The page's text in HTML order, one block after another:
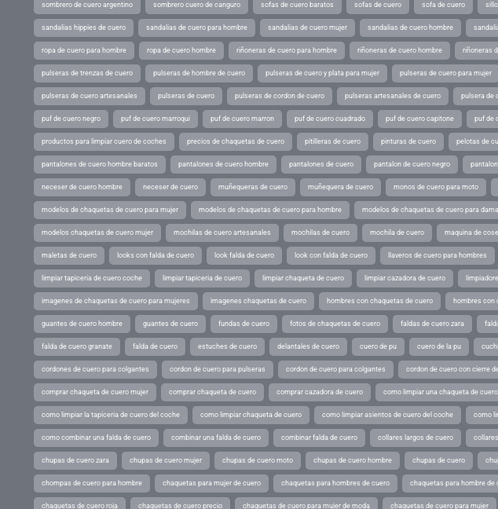
sombrero de cuero argentino sombrero cuero de canguro sofas de cuero baratos sofas de cuero sofa de cuero
sandalias hippies de cuero sandalias de cuero para hombre sandalias de cuero mujer sandalias de cuero hombre
ropa de cuero para hombre ropa de cuero hombre riñoneras de cuero para hombre riñoneras de cuero hombre riñoneras
pulseras de trenzas de cuero pulseras de hombre de cuero pulseras de cuero y plata para mujer pulseras de cuero para mujer
pulseras de cuero artesanales pulseras de cuero pulseras de cordon de cuero pulseras artesanales de cuero pulsera de
puf de cuero negro puf de cuero marroqui puf de cuero marron puf de cuero cuadrado puf de cuero capitone puf de
productos para limpiar cuero de coches precios de chaquetas de cuero pitilleras de cuero pinturas de cuero pelotas de
pantalones de cuero hombre baratos pantalones de cuero hombre pantalones de cuero pantalon de cuero negro
neceser de cuero hombre neceser de cuero muñequeras de cuero muñequera de cuero monos de cuero para moto
modelos de chaquetas de cuero para mujer modelos de chaquetas de cuero para hombre modelos de chaquetas de cuero para dama
modelos chaquetas de cuero mujer mochilas de cuero artesanales mochilas de cuero mochila de cuero maquina de
maletas de cuero looks con falda de cuero look falda de cuero look con falda de cuero llaveros de cuero para hombres
limpiar tapiceria de cuero coche limpiar tapiceria de cuero limpiar chaqueta de cuero limpiar cazadora de cuero
imagenes de chaquetas de cuero para mujeres imagenes chaquetas de cuero hombres con chaquetas de cuero hombres con
guantes de cuero hombre guantes de cuero fundas de cuero fotos de chaquetas de cuero faldas de cuero zara
falda de cuero granate falda de cuero estuches de cuero delantales de cuero cuero de pu cuero de la pu
cordones de cuero para colgantes cordon de cuero para pulseras cordon de cuero para colgantes cordon de cuero con cierre
comprar chaqueta de cuero mujer comprar chaqueta de cuero comprar cazadora de cuero como limpiar una chaqueta de cuero
como limpiar la tapiceria de cuero del coche como limpiar chaqueta de cuero como limpiar asientos de cuero del coche como
como combinar una falda de cuero combinar una falda de cuero combinar falda de cuero collares largos de cuero
chupas de cuero zara chupas de cuero mujer chupas de cuero moto chupas de cuero hombre chupas de cuero
chompas de cuero para hombre chaquetas para mujer de cuero chaquetas para hombres de cuero chaquetas para hombre de
chaquetas de cuero roja chaquetas de cuero precio chaquetas de cuero para mujer de moda chaquetas de cuero para mujer